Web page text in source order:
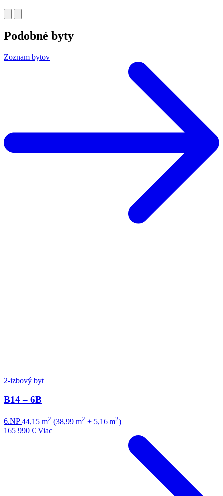
Podobné byty
Zoznam bytov
2-izbový byt
B14 – 6B
6.NP 44,15 m2 (38,99 m2 + 5,16 m2)
165 990 € Viac